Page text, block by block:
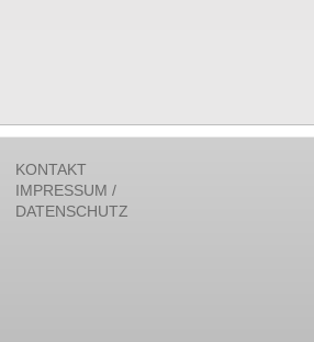
KONTAKT
IMPRESSUM /
DATENSCHUTZ